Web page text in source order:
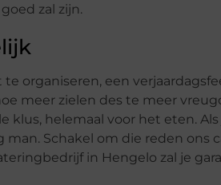
zal zijn.
organiseren, een
meer zielen des te meer
klus, helemaal voor het eten.
Schakel om die reden ons
in Hengelo zal je